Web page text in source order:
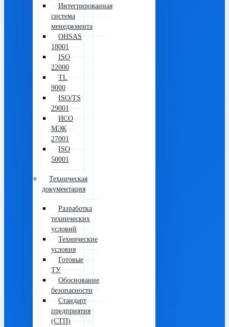
Интегрированная
система
менеджмента
OHSAS
18001
ISO
22000
TL
9000
ISO/TS
29001
ИСО
МЭК
27001
ISO
50001
Техническая
документация
Разработка
технических
условий
Технические
условия
Готовые
ТУ
Обоснование
безопасности
Стандарт
предприятия
(СТП)